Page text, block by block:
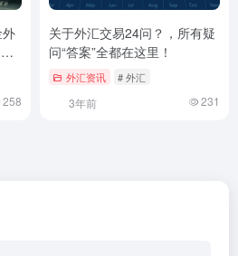
258
关于外汇交易24问？，所有疑
问“答案”全都在这里！
外汇资讯 # 外汇
3年前 231